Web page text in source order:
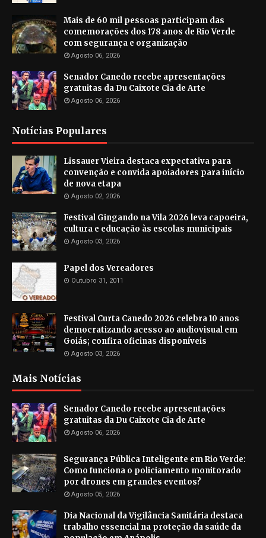
Mais de 60 mil pessoas participam das
comemorações dos 178 anos de Rio Verde
com segurança e organização
Agosto 06, 2026
Senador Canedo recebe apresentações
gratuitas da Du Caixote Cia de Arte
Agosto 06, 2026
Notícias Populares
Lissauer Vieira destaca expectativa para
convenção e convida apoiadores para início
de nova etapa
Agosto 02, 2026
Festival Gingando na Vila 2026 leva capoeira,
cultura e educação às escolas municipais
Agosto 03, 2026
Papel dos Vereadores
Outubro 31, 2011
Festival Curta Canedo 2026 celebra 10 anos
democratizando acesso ao audiovisual em
Goiás; confira oficinas disponíveis
Agosto 03, 2026
Mais Notícias
Senador Canedo recebe apresentações
gratuitas da Du Caixote Cia de Arte
Agosto 06, 2026
Segurança Pública Inteligente em Rio Verde:
Como funciona o policiamento monitorado
por drones em grandes eventos?
Agosto 05, 2026
Dia Nacional da Vigilância Sanitária destaca
trabalho essencial na proteção da saúde da